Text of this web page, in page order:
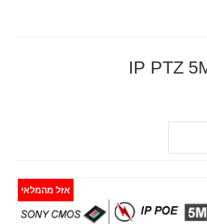
אזל מהמלאי